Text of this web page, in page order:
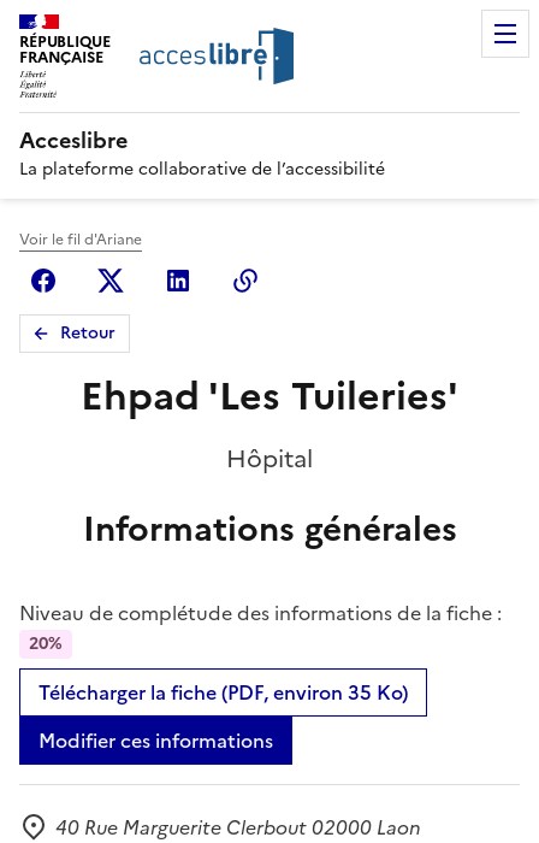
RÉPUBLIQUE
FRANÇAISE
Acceslibre
La plateforme collaborative de l’accessibilité
Voir le fil d'Ariane
FacebookX (anciennement Twitter)
Linkedin
Retour
Ehpad 'Les Tuileries'
Hôpital
Informations générales
Niveau de complétude des informations de la fiche :
20%
Télécharger la fiche (PDF, environ 35 Ko)
Modifier ces informations
40 Rue Marguerite Clerbout 02000 Laon